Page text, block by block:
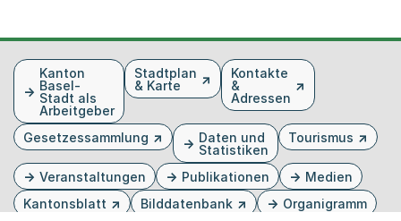
FusszeileKanton
Basel-
Stadt als
Arbeitgeber
Stadtplan
& Karte
Kontakte
&
Adressen
Gesetzessammlung
Daten und
Statistiken
Tourismus
Veranstaltungen Publikationen
Medien
Kantonsblatt
Bilddatenbank Organigramm